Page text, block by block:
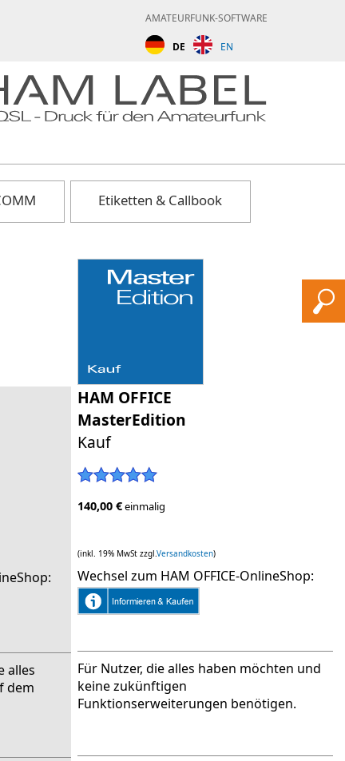
AMATEURFUNK-SOFTWARE
DE EN
Etiketten & Callbook
alles
dem
HAM OFFICE
MasterEdition
Kauf
140,00 €einmalig
(inkl. 19% MwSt zzgl. Versandkosten)
Wechsel zum HAM OFFICE-OnlineShop:
Für Nutzer, die alles haben möchten und
keine zukünftigen
Funktionserweiterungen benötigen.